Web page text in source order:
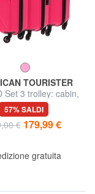
TOURISTER
Set 3 trolley: cabin,
grande
57% SALDI
€ 179,99 €
gratuita